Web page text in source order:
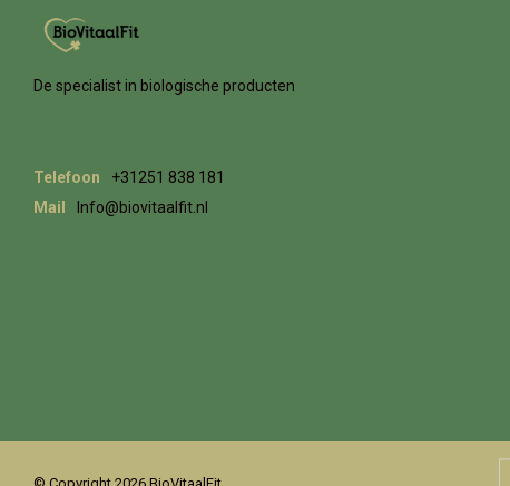
De specialist in biologische producten
Telefoon
+31251 838 181
Mail
Info@biovitaalfit.nl